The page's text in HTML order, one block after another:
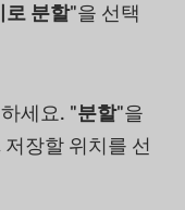
로 분할"을 선택
세요. "분할"을
장할 위치를 선